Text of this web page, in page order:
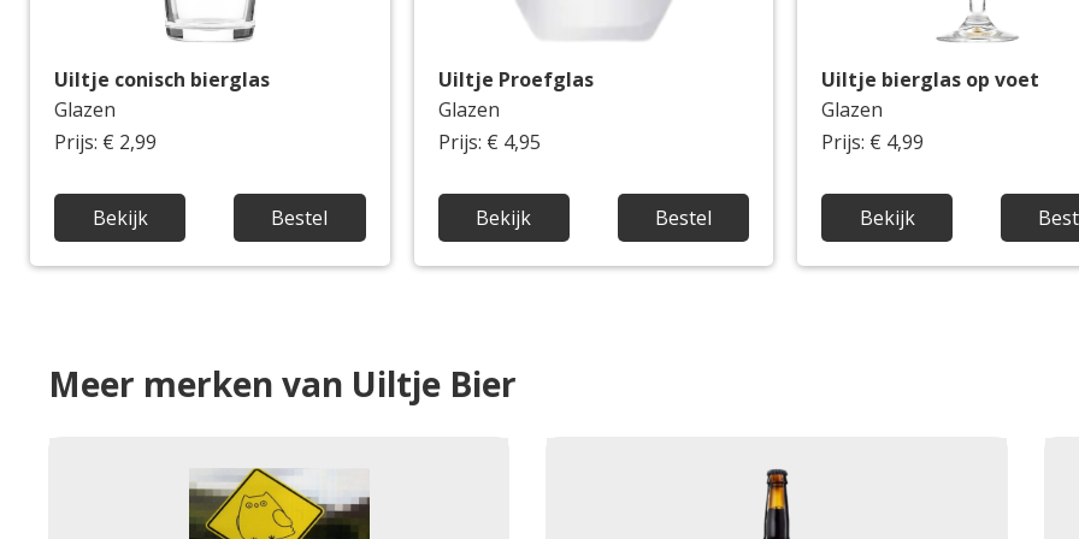
Uiltje conisch bierglas
Glazen
Prijs: € 2,99
Bekijk Bestel
Uiltje Proefglas
Glazen
Prijs: € 4,95
Bekijk Bestel
Uiltje bierglas op voet
Glazen
Prijs: € 4,99
Bekijk
Meer merken van Uiltje Bier